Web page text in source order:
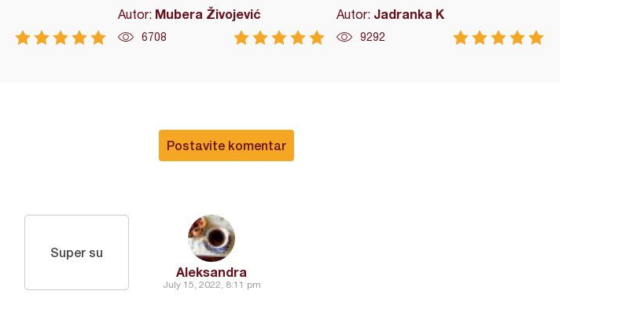
Autor: Mubera Živojević
6708
Autor: Jadranka K
9292
Postavite komentar
Aleksandra
July 15, 2022, 8:11 pm
Super su